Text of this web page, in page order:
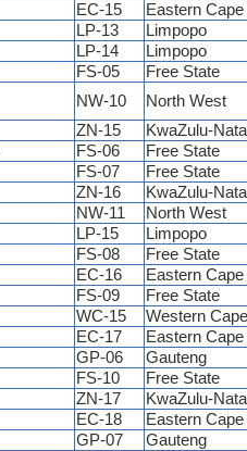
EC-15
Eastern Cape
LP-13
Limpopo
LP-14
Limpopo
FS-05
Free State
NW-10
North West
ZN-15
KwaZulu-
FS-06
Free State
FS-07
Free State
ZN-16
KwaZulu-
NW-11
North West
LP-15
Limpopo
FS-08
Free State
EC-16
Eastern Cape
FS-09
Free State
WC-15
Western
EC-17
Eastern Cape
GP-06
Gauteng
FS-10
Free State
ZN-17
KwaZulu-
EC-18
Eastern Cape
GP-07
Gauteng